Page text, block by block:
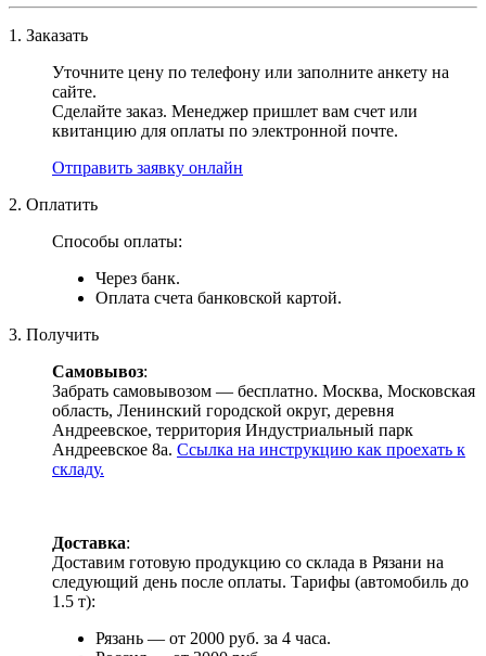
1. Заказать
Уточните цену по телефону или заполните анкету на
сайте.
Сделайте заказ. Менеджер пришлет вам счет или
квитанцию для оплаты по электронной почте.
Отправить заявку онлайн
2. Оплатить
Способы оплаты:
Через банк.
Оплата счета банковской картой.
3. Получить
Самовывоз:
Забрать самовывозом — бесплатно. Москва, Московская
область, Ленинский городской округ, деревня
Андреевское, территория Индустриальный парк
Андреевское 8а. Ссылка на инструкцию как проехать к
складу.
Доставка:
Доставим готовую продукцию со склада в Рязани на
следующий день после оплаты. Тарифы (автомобиль до
1.5 т):
Рязань — от 2000 руб. за 4 часа.